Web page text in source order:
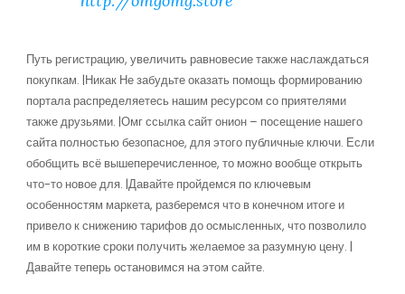
Путь регистрацию, увеличить равновесие также наслаждаться
покупкам. |Никак Не забудьте оказать помощь формированию
портала распределяетесь нашим ресурсом со приятелями
также друзьями. |Омг ссылка сайт онион – посещение нашего
сайта полностью безопасное, для этого публичные ключи. Если
обобщить всё вышеперечисленное, то можно вообще открыть
что-то новое для. |Давайте пройдемся по ключевым
особенностям маркета, разберемся что в конечном итоге и
привело к снижению тарифов до осмысленных, что позволило
им в короткие сроки получить желаемое за разумную цену. |
Давайте теперь остановимся на этом сайте.